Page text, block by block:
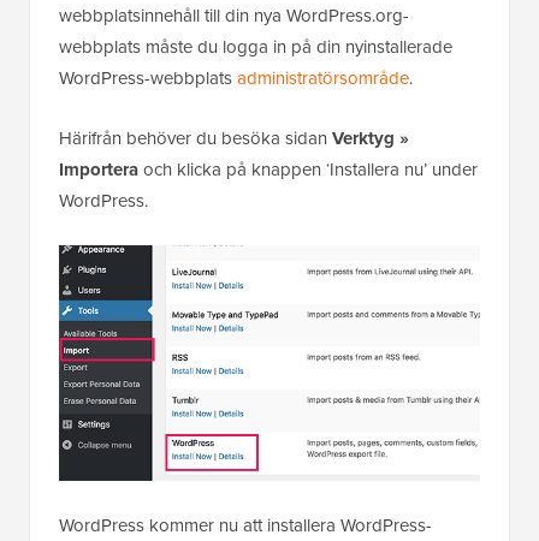
webbplatsinnehåll till din nya WordPress.org-
webbplats måste du logga in på din nyinstallerade
WordPress-webbplatsadministratörsområde.
Härifrån behöver du besöka sidan Verktyg »
Importeraoch klicka på knappen ‘Installera nu’ under
WordPress.
WordPress kommer nu att installera WordPress-